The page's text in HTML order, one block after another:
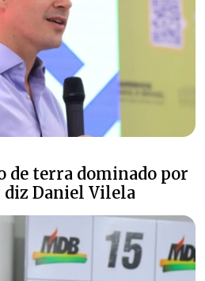
de terra dominado por
diz Daniel Vilela